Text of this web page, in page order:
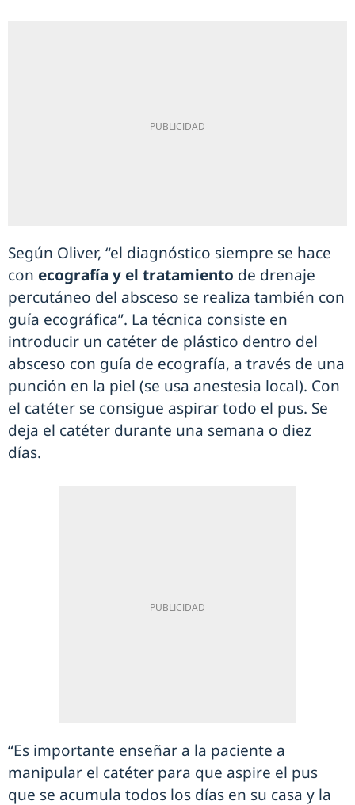
Según Oliver, “el diagnóstico siempre se hace
con ecografía y el tratamiento de drenaje
percutáneo del absceso se realiza también con
guía ecográfica”. La técnica consiste en
introducir un catéter de plástico dentro del
absceso con guía de ecografía, a través de una
punción en la piel (se usa anestesia local). Con
el catéter se consigue aspirar todo el pus. Se
deja el catéter durante una semana o diez
días.
“Es importante enseñar a la paciente a
manipular el catéter para que aspire el pus
que se acumula todos los días en su casa y la